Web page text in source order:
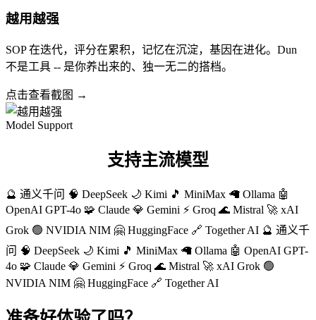
越用越强
SOP 在迭代，评分在累积，记忆在沉淀，基因在进化。Dun
不是工具 -- 是你养出来的、独一无二的搭档。
点击查看截图 →
Model Support
支持主流模型
🔮 通义千问 🧠 DeepSeek 🌙 Kimi 🎵 MiniMax 🦙 Ollama 🤖
OpenAI GPT-4o 🧩 Claude 💎 Gemini ⚡ Groq 🌊 Mistral 🚀 xAI
Grok 🟢 NVIDIA NIM 🤗 HuggingFace 🔗 Together AI 🔮 通义千
问 🧠 DeepSeek 🌙 Kimi 🎵 MiniMax 🦙 Ollama 🤖 OpenAI GPT-
4o 🧩 Claude 💎 Gemini ⚡ Groq 🌊 Mistral 🚀 xAI Grok 🟢
NVIDIA NIM 🤗 HuggingFace 🔗 Together AI